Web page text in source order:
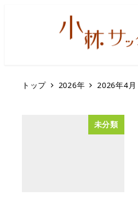
トップ 2026年 2026年4月
未分類